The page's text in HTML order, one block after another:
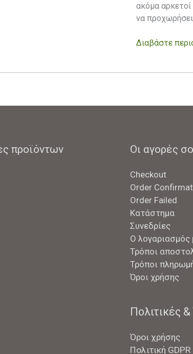
ακόμα αρκετοί
να προχωρήσει
–
και
–
να
Διαβάστε
προϊόντων Οι αγορές
Checkout
Order
Order Failed
Κατάστημα
Συνεδρίες
Ο λογαριασμός
Τρόποι
Τρόποι
Όροι χρήσης
Πολιτικές
Όροι χρήσης
Πολιτική GDPR